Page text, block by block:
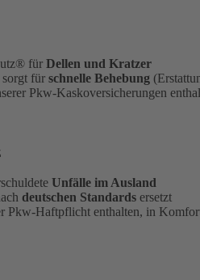
für Dellen und Kratzer
sorgt für schnelle Behebung
Pkw-Kaskoversicherungen
Unfälle im Ausland
deutschen Standards ersetzt
Pkw-Haftpflicht enthalten, in